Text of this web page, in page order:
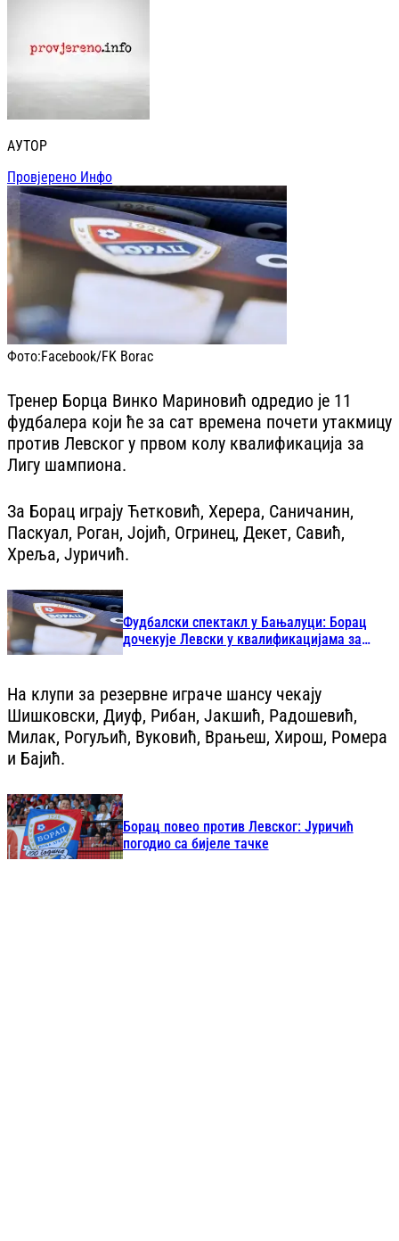
АУТОР
Провјерено Инфо
Фото:Facebook/FK Borac
Тренер Борца Винко Мариновић одредио је 11
фудбалера који ће за сат времена почети утакмицу
против Левског у првом колу квалификација за
Лигу шампиона.
За Борац играју Ћетковић, Херера, Саничанин,
Паскуал, Роган, Јојић, Огринец, Декет, Савић,
Хреља, Јуричић.
Фудбалски спектакл у Бањалуци: Борац
дочекује Левски у квалификацијама за
Лигу шампиона
На клупи за резервне играче шансу чекају
Шишковски, Диуф, Рибан, Јакшић, Радошевић,
Милак, Рогуљић, Вуковић, Врањеш, Хирош, Ромера
и Бајић.
Борац повео против Левског: Јуричић
погодио са бијеле тачке